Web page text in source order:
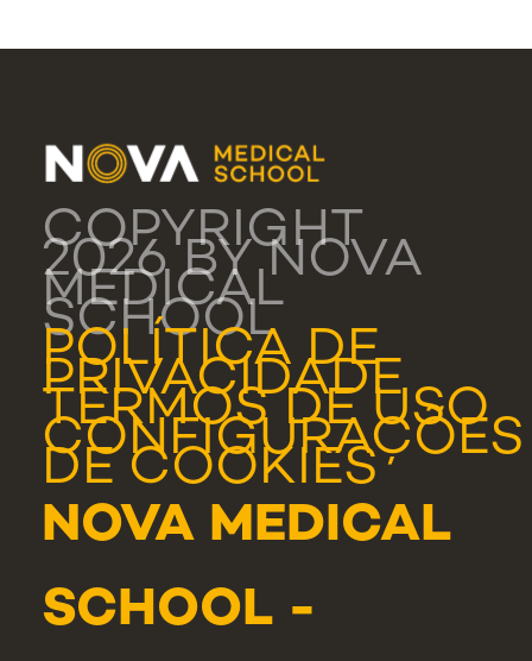
COPYRIGHT
2026 BY NOVA
MEDICAL
SCHOOL
POLÍTICA DE
PRIVACIDADE
TERMOS DE USO
CONFIGURAÇÕES
DE COOKIES
NOVA MEDICAL
SCHOOL -